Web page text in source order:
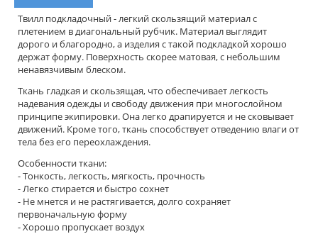
Твилл подкладочный - легкий скользящий материал с
плетением в диагональный рубчик. Материал выглядит
дорого и благородно, а изделия с такой подкладкой хорошо
держат форму. Поверхность скорее матовая, с небольшим
ненавязчивым блеском.
Ткань гладкая и скользящая, что обеспечивает легкость
надевания одежды и свободу движения при многослойном
принципе экипировки. Она легко драпируется и не сковывает
движений. Кроме того, ткань способствует отведению влаги от
тела без его переохлаждения.
Особенности ткани:
- Тонкость, легкость, мягкость, прочность
- Легко стирается и быстро сохнет
- Не мнется и не растягивается, долго сохраняет
первоначальную форму
- Хорошо пропускает воздух